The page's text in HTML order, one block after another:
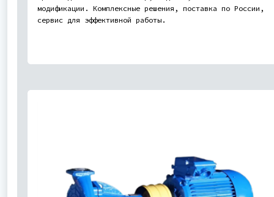
модификации. Комплексные решения, поставка по России,
сервис для эффективной работы.